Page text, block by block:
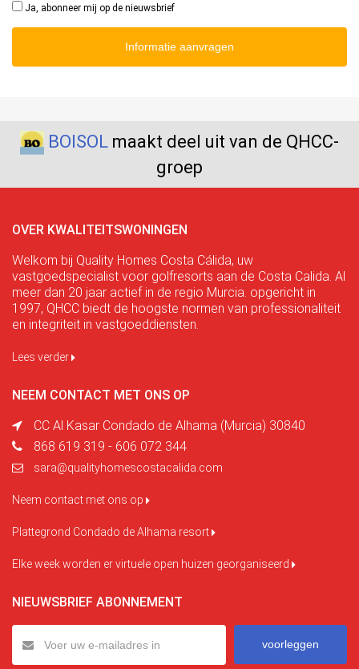
Ja, abonneer mij op de nieuwsbrief
Informatie aanvragen
BOISOL maakt deel uit van de QHCC-
groep
OVER KWALITEITSWONINGEN
Welkom bij Quality Homes Costa Cálida, uw
vastgoedspecialist voor golfresorts aan de Costa Calida. Al
meer dan 20 jaar actief in de regio Murcia. opgericht in
1997, QHCC biedt de hoogste normen van professionaliteit
en integriteit in vastgoeddiensten.
Lees verder
NEEM CONTACT MET ONS OP
CC Al Kasar Condado de Alhama (Murcia) 30840
868 619 319 - 606 072 344
sara@qualityhomescostacalida.com
Neem contact met ons op
Plattegrond Condado de Alhama resort
Elke week worden er virtuele open huizen georganiseerd
NIEUWSBRIEF ABONNEMENT
voorleggen